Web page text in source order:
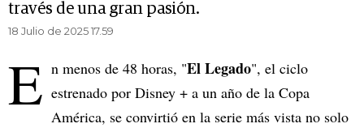
través de una gran pasión.
18 Julio de 2025 17.59
E n menos de 48 horas, "El Legado", el ciclo
estrenado por Disney + a un año de la Copa
América, se convirtió en la serie más vista no solo